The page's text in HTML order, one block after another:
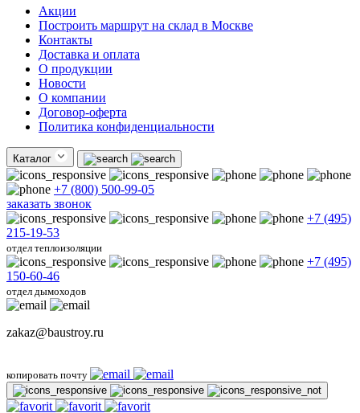
Акции
Построить маршрут на склад в Москве
Контакты
Доставка и оплата
О продукции
Новости
О компании
Договор-оферта
Политика конфиденциальности
Каталог
+7 (800) 500-99-05
заказать звонок
+7 (495)
215-19-53
отдел теплоизоляции
+7 (495)
150-60-46
отдел дымоходов
zakaz@baustroy.ru
копировать почту